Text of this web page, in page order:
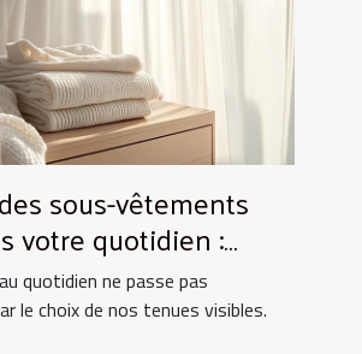
sous-vêtements
votre quotidien :
conseils
quotidien ne passe pas
le choix de nos tenues visibles.